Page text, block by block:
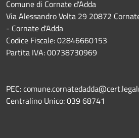
Comune di Cornate d'Adda
Via Alessandro Volta 29 20872
- Cornate d'Adda
Codice Fiscale: 02846660153
Partita IVA: 00738730969
PEC:
Centralino Unico: 039 68741